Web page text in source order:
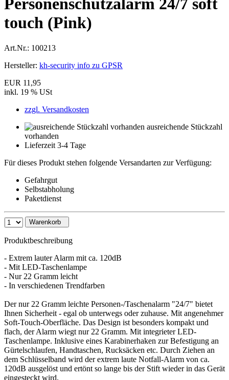
Personenschutzalarm 24/7 soft
touch (Pink)
Art.Nr.: 100213
Hersteller: kh-security info zu GPSR
EUR 11,95
inkl. 19 % USt
zzgl. Versandkosten
ausreichende Stückzahl
vorhanden
Lieferzeit 3-4 Tage
Für dieses Produkt stehen folgende Versandarten zur Verfügung:
Gefahrgut
Selbstabholung
Paketdienst
Warenkorb
Produktbeschreibung
- Extrem lauter Alarm mit ca. 120dB
- Mit LED-Taschenlampe
- Nur 22 Gramm leicht
- In verschiedenen Trendfarben
Der nur 22 Gramm leichte Personen-/Taschenalarm "24/7" bietet
Ihnen Sicherheit - egal ob unterwegs oder zuhause. Mit angenehmer
Soft-Touch-Oberfläche. Das Design ist besonders kompakt und
flach, der Alarm wiegt nur 22 Gramm. Mit integrieter LED-
Taschenlampe. Inklusive eines Karabinerhaken zur Befestigung an
Gürtelschlaufen, Handtaschen, Rucksäcken etc. Durch Ziehen an
dem Schlüsselband wird der extrem laute Notfall-Alarm von ca.
120dB ausgelöst und ertönt so lange bis der Stift wieder in das Gerät
eingesteckt wird.